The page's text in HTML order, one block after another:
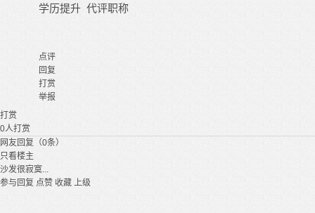
学历提升 代评职称
点评
回复
打赏
举报
打赏
0人打赏
网友回复（0条）
只看楼主
沙发很寂寞...
参与回复 点赞 收藏 上级